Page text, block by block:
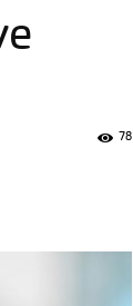
78